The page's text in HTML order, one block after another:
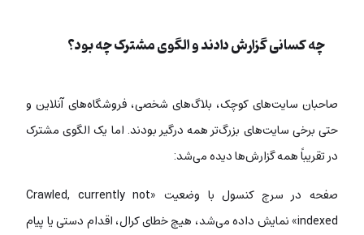
چه کسانی گزارش دادند و الگوی مشترک چه بود؟
صاحبان سایت‌های کوچک، بلاگ‌های شخصی، فروشگاه‌های آنلاین و
حتی برخی سایت‌های بزرگ‌تر همه درگیر بودند. اما یک الگوی مشترک
در تقریباً همه گزارش‌ها دیده می‌شد:
صفحه در سرچ کنسول با وضعیت «Crawled, currently not
indexed» نمایش داده می‌شد، هیچ خطای کرال، اقدام دستی یا پیام